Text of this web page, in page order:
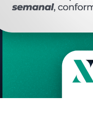
DESCRIÇÃO
de 0,351kg/m.